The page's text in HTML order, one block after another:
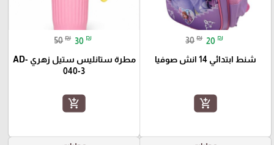
30 ₪ 20 ₪
شنط ابتدائي 14 انش صوفيا
add_shopping_cart
50 ₪ 30 ₪
مطرة ستانليس ستيل زهري AD-
040-3
add_shopping_cart